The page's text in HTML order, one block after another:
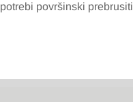
potrebi površinski prebrusiti